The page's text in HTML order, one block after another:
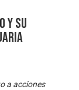
y su
a acciones